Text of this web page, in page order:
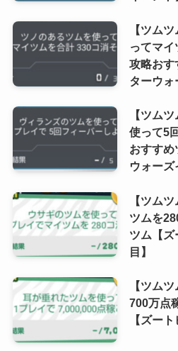
【ツム
ってマイ
攻略おす
ターウォ
【ツム
使って5
おすす
ウォーズ
【ツム
ツムを
ツム【ズ
目】
【ツム
700万点
【ズー